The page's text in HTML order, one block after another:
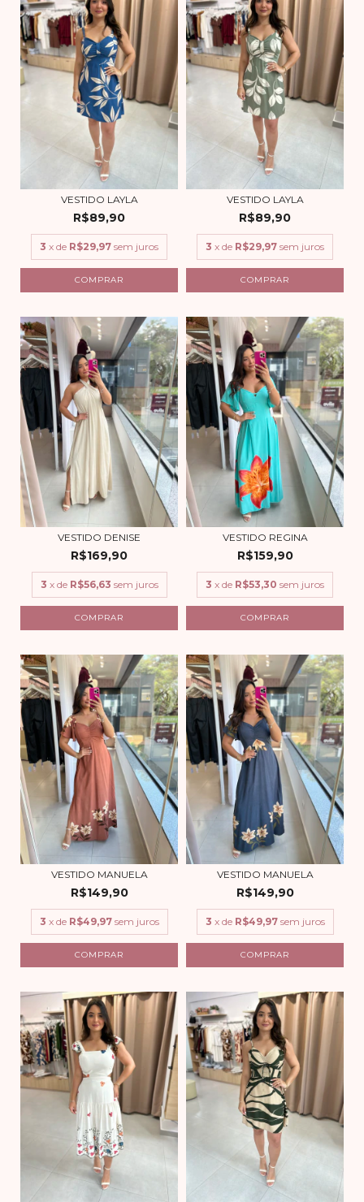
VESTIDO LAYLA
R$89,90
3 x de R$29,97 sem juros
COMPRAR
VESTIDO LAYLA
R$89,90
3 x de R$29,97 sem juros
COMPRAR
VESTIDO DENISE
R$169,90
3 x de R$56,63 sem juros
COMPRAR
VESTIDO REGINA
R$159,90
3 x de R$53,30 sem juros
COMPRAR
VESTIDO MANUELA
R$149,90
3 x de R$49,97 sem juros
COMPRAR
VESTIDO MANUELA
R$149,90
3 x de R$49,97 sem juros
COMPRAR